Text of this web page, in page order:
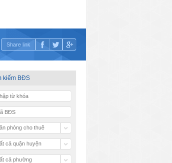
Share link
kiếm BĐS
phòng cho thuê
cả quận huyện
cả phường